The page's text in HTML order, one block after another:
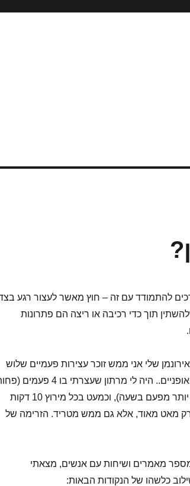
להתמודד עם זה – חוץ מאשר לעצור רגע
תוך כדי רכיבה או ריצה הם פתרונות
שלי אני ממש זוכר עצירות פעמיים שלוש
בשעה (!) בארבע שעות הראשונות של האופניים.. היה לי מרתון שעצרתי בו 4
מ4 שעות ריצה, אז בממוצע עצרתי קצת יותר מפעם בשעה), וכמעט בכל מירוץ 10 דקות
רק מאט מאוד, אלא גם ממש מטריד. הזרימה של
מאמרים ושיחות עם אנשים, מצאתי
כלשהו של הנקודות הבאות: